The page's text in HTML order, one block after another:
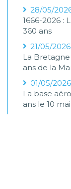
28/05/
1666-2026 :
360 ans
21/05/2026
La
ans de la
01/05/2026
La base
ans le 10 mai